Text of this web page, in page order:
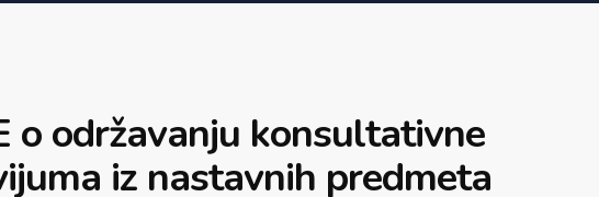
o održavanju konsultativne
iz nastavnih predmeta